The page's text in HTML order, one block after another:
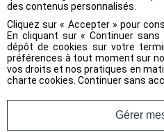
D’un
tient dans le
léger, il
vingtaine
des contenus personnalisés.
Cliquez sur « Accepter » pour
En cliquant sur « Continuer
dépôt de cookies sur votre
préférences à tout moment sur
vos droits et nos pratiques en
charte cookies Continuer sans
Gérer